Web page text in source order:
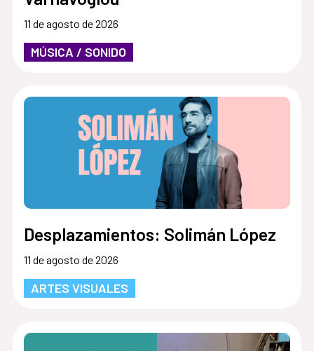
11 de agosto de 2026
MÚSICA / SONIDO
Desplazamientos: Solimán López
11 de agosto de 2026
ARTES VISUALES